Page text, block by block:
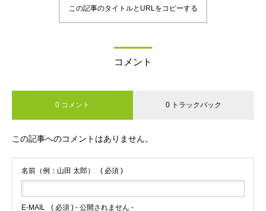
この記事のタイトルとURLをコピーする
コメント
0 コメント 0 トラックバック
この記事へのコメントはありません。
名前（例：山田 太郎） ( 必須 )
E-MAIL ( 必須 ) - 公開されません -